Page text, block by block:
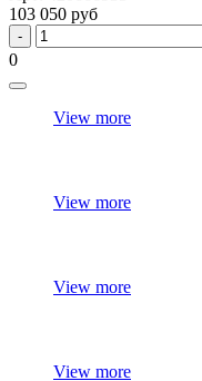
103 050 руб
0
View more
View more
View more
View more